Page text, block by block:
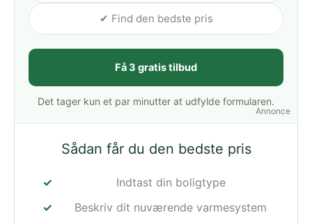
Annonce
✔ Find den bedste pris
Få 3 gratis tilbud
Det tager kun et par minutter at udfylde formularen.
Sådan får du den bedste pris
Indtast din boligtype
Beskriv dit nuværende varmesystem